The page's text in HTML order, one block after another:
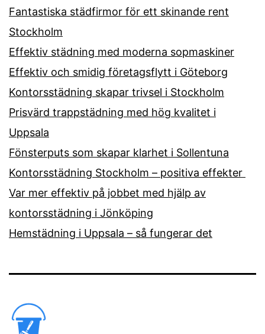
Fantastiska städfirmor för ett skinande rent
Stockholm
Effektiv städning med moderna sopmaskiner
Effektiv och smidig företagsflytt i Göteborg
Kontorsstädning skapar trivsel i Stockholm
Prisvärd trappstädning med hög kvalitet i
Uppsala
Fönsterputs som skapar klarhet i Sollentuna
Kontorsstädning Stockholm – positiva effekter
Var mer effektiv på jobbet med hjälp av
kontorsstädning i Jönköping
Hemstädning i Uppsala – så fungerar det